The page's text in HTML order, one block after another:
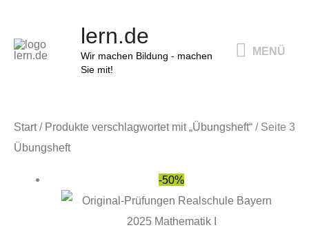
springen
lern.de
Wir machen Bildung - machen
Sie mit!
MENÜ
Start/ Produkte verschlagwortet mit „Übungsheft“ / Seite 3
Übungsheft
-50%
Ursprünglicher
Preis
war:
Aktueller
Preis
ist: